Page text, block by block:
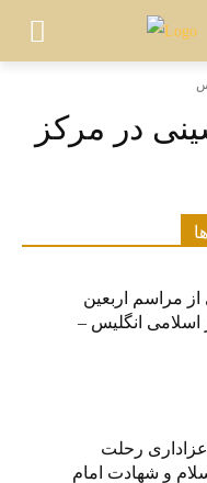
در مرکز
مراسم اربعین
انگلیس –
رحلت
و شهادت امام